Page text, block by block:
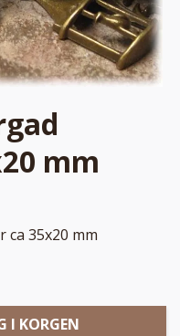
mm
35x20 mm
I KORGEN